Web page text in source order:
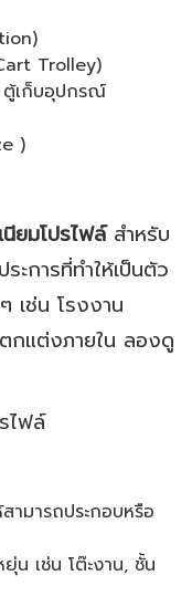
Trolley)
ตู้เก็บอุปกรณ์
)
ยมโปรไฟล์สำหรับ
ะการที่ทำให้เป็นตัว
เช่น โรงงาน
กแต่งภายใน ลองดู
ไฟล์
ามารถประกอบหรือ
น เช่น โต๊ะงาน, ชั้น